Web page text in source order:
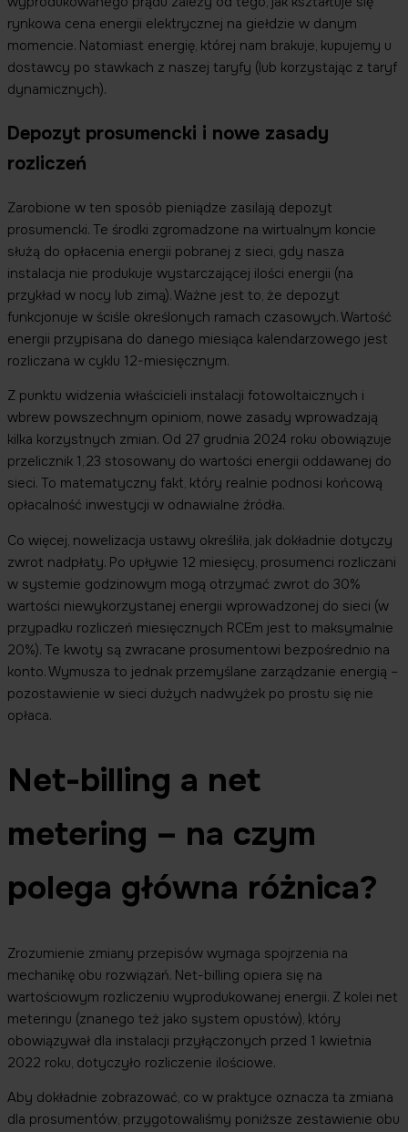
rynkowa cena energii elektrycznej na giełdzie w danym
momencie. Natomiast energię, której nam brakuje, kupujemy u
dostawcy po stawkach z naszej taryfy (lub korzystając z taryf
dynamicznych).
Depozyt prosumencki i nowe zasady
rozliczeń
Zarobione w ten sposób pieniądze zasilają depozyt
prosumencki. Te środki zgromadzone na wirtualnym koncie
służą do opłacenia energii pobranej z sieci, gdy nasza
instalacja nie produkuje wystarczającej ilości energii (na
przykład w nocy lub zimą). Ważne jest to, że depozyt
funkcjonuje w ściśle określonych ramach czasowych. Wartość
energii przypisana do danego miesiąca kalendarzowego jest
rozliczana w cyklu 12-miesięcznym.
Z punktu widzenia właścicieli instalacji fotowoltaicznych i
wbrew powszechnym opiniom, nowe zasady wprowadzają
kilka korzystnych zmian. Od 27 grudnia 2024 roku obowiązuje
przelicznik 1,23 stosowany do wartości energii oddawanej do
sieci. To matematyczny fakt, który realnie podnosi końcową
opłacalność inwestycji w odnawialne źródła.
Co więcej, nowelizacja ustawy określiła, jak dokładnie dotyczy
zwrot nadpłaty. Po upływie 12 miesięcy, prosumenci rozliczani
w systemie godzinowym mogą otrzymać zwrot do 30%
wartości niewykorzystanej energii wprowadzonej do sieci (w
przypadku rozliczeń miesięcznych RCEm jest to maksymalnie
20%). Te kwoty są zwracane prosumentowi bezpośrednio na
konto. Wymusza to jednak przemyślane zarządzanie energią –
pozostawienie w sieci dużych nadwyżek po prostu się nie
opłaca.
Net-billing a net
metering – na czym
polega główna różnica?
Zrozumienie zmiany przepisów wymaga spojrzenia na
mechanikę obu rozwiązań. Net-billing opiera się na
wartościowym rozliczeniu wyprodukowanej energii. Z kolei net
meteringu (znanego też jako system opustów), który
obowiązywał dla instalacji przyłączonych przed 1 kwietnia
2022 roku, dotyczyło rozliczenie ilościowe.
Aby dokładnie zobrazować, co w praktyce oznacza ta zmiana
dla prosumentów, przygotowaliśmy poniższe zestawienie obu